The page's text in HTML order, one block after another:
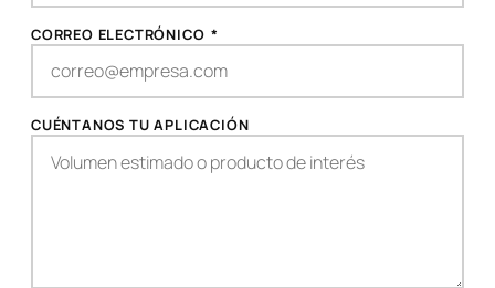
CORREO ELECTRÓNICO *
CUÉNTANOS TU APLICACIÓN